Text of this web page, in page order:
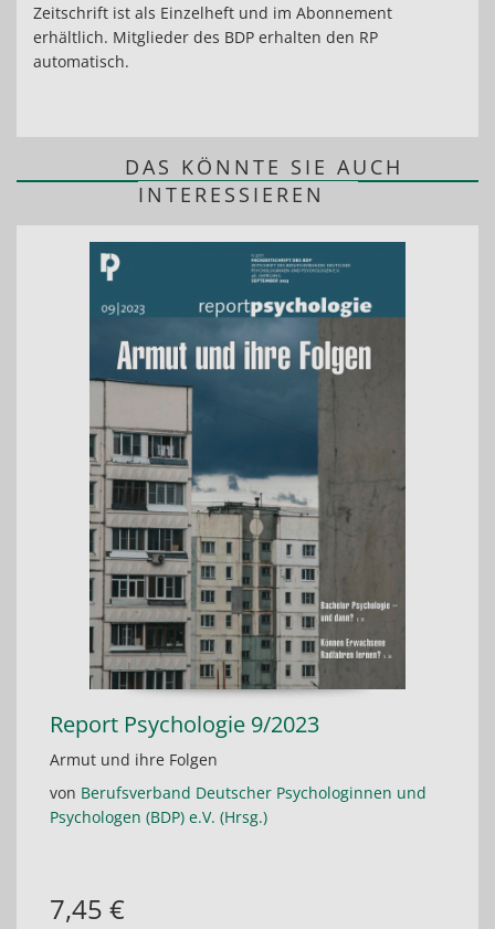
Zeitschrift ist als Einzelheft und im Abonnement
erhältlich. Mitglieder des BDP erhalten den RP
automatisch.
DAS KÖNNTE SIE AUCH
INTERESSIEREN
Report Psychologie 9/2023
Armut und ihre Folgen
von Berufsverband Deutscher Psychologinnen und
Psychologen (BDP) e.V. (Hrsg.)
7,45 €